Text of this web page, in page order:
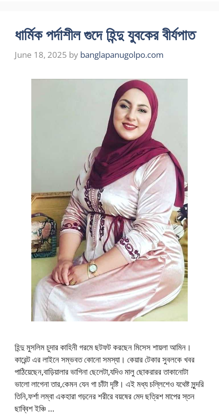
ধার্মিক পর্দাশীল গুদে হিন্দু যুবকের বীর্যপাত
June 18, 2025 by banglapanugolpo.com
হিন্দু মুসলিম চুদার কাহিনী গরমে ছটফট করছেন মিসেস শায়লা আমিন।
কারেন্ট এর লাইনে সম্ভবত কোনো সমস্যা। কেয়ার টেকার সুবলকে খবর
পাঠিয়েছেন,বাড়িয়ালার ভাগিনা ছেলেটা,যদিও মালু ছোকরারর তাকানোটা
ভালো লাগেনা তার,কেমন যেন গা চাঁটা দৃষ্টি। এই মধ্য চল্লিশেও যথেষ্ট সুন্দরি
তিনি,ফর্শা লম্বা একহারা গড়নের শরীরে বয়ষের মেদ ছত্রিশ মাপের স্তন
ছাব্বিশ ইঞ্চি …